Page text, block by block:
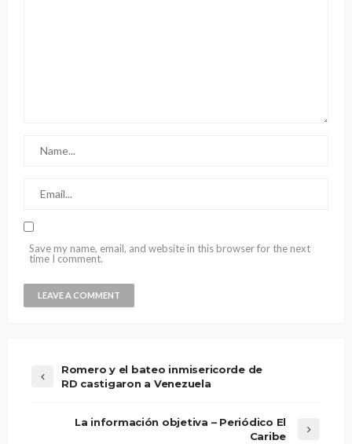
Save my name, email, and website in this browser for the next
time I comment.
Romero y el bateo inmisericorde de
RD castigaron a Venezuela
La información objetiva – Periódico El
Caribe